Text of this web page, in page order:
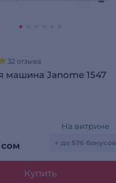
32 отзыва
машина Janome 1547
сом
На витрине
+ до 576 бонусов
Купить